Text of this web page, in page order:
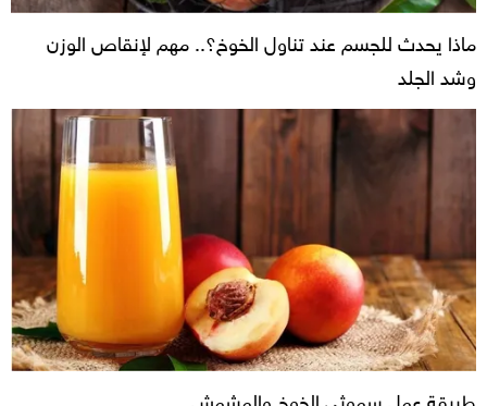
ماذا يحدث للجسم عند تناول الخوخ؟.. مهم لإنقاص الوزن
وشد الجلد
طريقة عمل سموثي الخوخ والمشمش